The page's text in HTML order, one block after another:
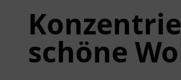
schöne